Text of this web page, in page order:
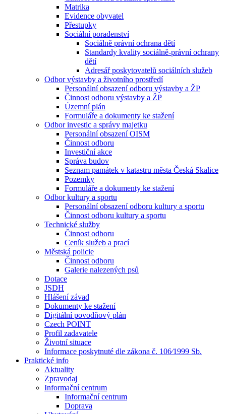
Matrika
Evidence obyvatel
Přestupky
Sociální poradenství
Sociálně právní ochrana dětí
Standardy kvality sociálně-právní ochrany
dětí
Adresář poskytovatelů sociálních služeb
Odbor výstavby a životního prostředí
Personální obsazení odboru výstavby a ŽP
Činnost odboru výstavby a ŽP
Územní plán
Formuláře a dokumenty ke stažení
Odbor investic a správy majetku
Personální obsazení OISM
Činnost odboru
Investiční akce
Správa budov
Seznam památek v katastru města Česká Skalice
Pozemky
Formuláře a dokumenty ke stažení
Odbor kultury a sportu
Personální obsazení odboru kultury a sportu
Činnost odboru kultury a sportu
Technické služby
Činnost odboru
Ceník služeb a prací
Městská policie
Činnost odboru
Galerie nalezených psů
Dotace
JSDH
Hlášení závad
Dokumenty ke stažení
Digitální povodňový plán
Czech POINT
Profil zadavatele
Životní situace
Informace poskytnuté dle zákona č. 106⁄1999 Sb.
Praktické info
Aktuality
Zpravodaj
Informační centrum
Informační centrum
Doprava